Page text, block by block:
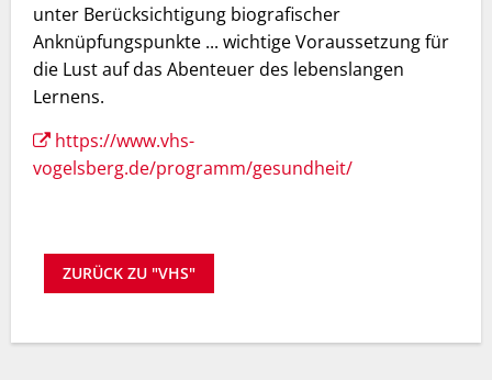
unter Berücksichtigung biografischer
Anknüpfungspunkte ... wichtige Voraussetzung für
die Lust auf das Abenteuer des lebenslangen
Lernens.
https://www.vhs-
vogelsberg.de/programm/gesundheit/
ZURÜCK ZU "VHS"